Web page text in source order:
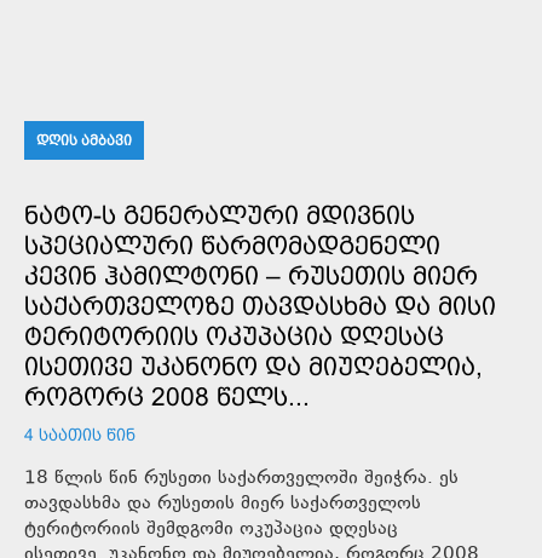
ᲓᲦᲘᲡ ᲐᲛᲑᲐᲕᲘ
ᲜᲐᲢᲝ-Ს ᲒᲔᲜᲔᲠᲐᲚᲣᲠᲘ ᲛᲓᲘᲕᲜᲘᲡ
ᲡᲞᲔᲪᲘᲐᲚᲣᲠᲘ ᲬᲐᲠᲛᲝᲛᲐᲓᲒᲔᲜᲔᲚᲘ
ᲙᲔᲕᲘᲜ ᲰᲐᲛᲘᲚᲢᲝᲜᲘ – ᲠᲣᲡᲔᲗᲘᲡ ᲛᲘᲔᲠ
ᲡᲐᲥᲐᲠᲗᲕᲔᲚᲝᲖᲔ ᲗᲐᲕᲓᲐᲡᲮᲛᲐ ᲓᲐ ᲛᲘᲡᲘ
ᲢᲔᲠᲘᲢᲝᲠᲘᲘᲡ ᲝᲙᲣᲞᲐᲪᲘᲐ ᲓᲦᲔᲡᲐᲪ
ᲘᲡᲔᲗᲘᲕᲔ ᲣᲙᲐᲜᲝᲜᲝ ᲓᲐ ᲛᲘᲣᲦᲔᲑᲔᲚᲘᲐ,
ᲠᲝᲒᲝᲠᲪ 2008 ᲬᲔᲚᲡ...
4 ᲡᲐᲐᲗᲘᲡ ᲬᲘᲜ
18 წლის წინ რუსეთი საქართველოში შეიჭრა. ეს
თავდასხმა და რუსეთის მიერ საქართველოს
ტერიტორიის შემდგომი ოკუპაცია დღესაც